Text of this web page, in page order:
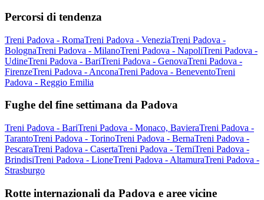
Percorsi di tendenza
Treni Padova - RomaTreni Padova - VeneziaTreni Padova -
BolognaTreni Padova - MilanoTreni Padova - NapoliTreni Padova -
UdineTreni Padova - BariTreni Padova - GenovaTreni Padova -
FirenzeTreni Padova - AnconaTreni Padova - BeneventoTreni
Padova - Reggio Emilia
Fughe del fine settimana da Padova
Treni Padova - BariTreni Padova - Monaco, BavieraTreni Padova -
TarantoTreni Padova - TorinoTreni Padova - BernaTreni Padova -
PescaraTreni Padova - CasertaTreni Padova - TerniTreni Padova -
BrindisiTreni Padova - LioneTreni Padova - AltamuraTreni Padova -
Strasburgo
Rotte internazionali da Padova e aree vicine